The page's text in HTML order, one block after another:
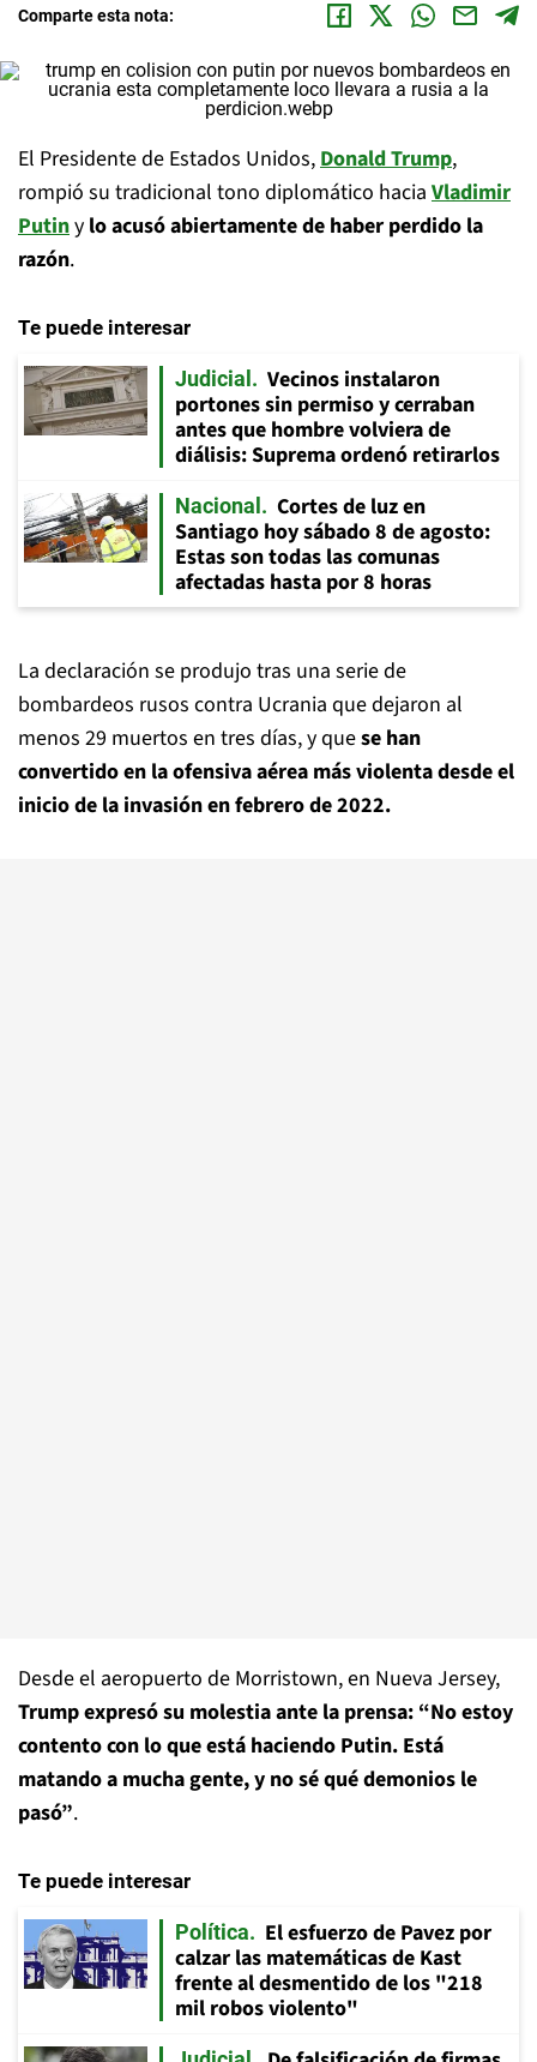
Comparte esta nota:
El Presidente de Estados Unidos,Donald Trump,
rompió su tradicional tono diplomático hacia Vladimir
Putiny lo acusó abiertamente de haber perdido la
razón.
Te puede interesar
Judicial
Vecinos instalaron
portones sin permiso y cerraban
antes que hombre volviera de
diálisis: Suprema ordenó retirarlos
Nacional
Cortes de luz en
Santiago hoy sábado 8 de agosto:
Estas son todas las comunas
afectadas hasta por 8 horas
La declaración se produjo tras una serie de
bombardeos rusos contra Ucrania que dejaron al
menos 29 muertos en tres días, y quese han
convertido en la ofensiva aérea más violenta desde el
inicio de la invasión en febrero de 2022.
Desde el aeropuerto de Morristown, en Nueva Jersey,
Trump expresó su molestia ante la prensa: “No estoy
contento con lo que está haciendo Putin. Está
matando a mucha gente, y no sé qué demonios le
pasó”.
Te puede interesar
Política
El esfuerzo de Pavez por
calzar las matemáticas de Kast
frente al desmentido de los "218
mil robos violento"